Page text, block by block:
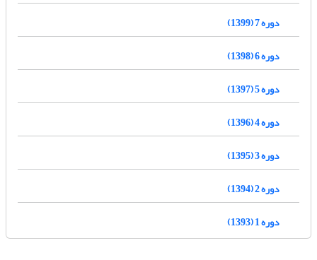
دوره 7 (1399)
دوره 6 (1398)
دوره 5 (1397)
دوره 4 (1396)
دوره 3 (1395)
دوره 2 (1394)
دوره 1 (1393)